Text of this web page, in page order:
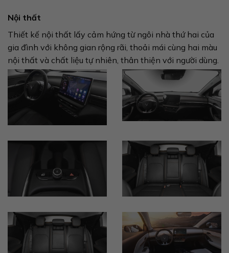
Nội thất
Thiết kế nội thất lấy cảm hứng từ ngôi nhà thứ hai của
gia đình với không gian rộng rãi, thoải mái cùng hai màu
nội thất và chất liệu tự nhiên, thân thiện với người dùng.